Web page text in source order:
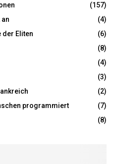
(157)
(4)
der Eliten
(6)
(8)
(4)
(3)
(2)
programmiert
(7)
(8)